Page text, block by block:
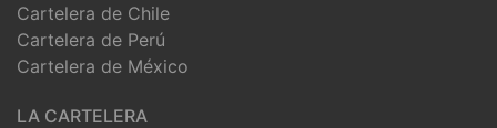
Cartelera de Chile
Cartelera de Perú
Cartelera de México
LA CARTELERA